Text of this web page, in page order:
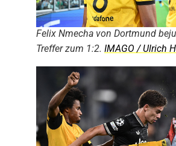
Felix Nmecha von Dortmund
Treffer zum 1:2. IMAGO / Ulrich